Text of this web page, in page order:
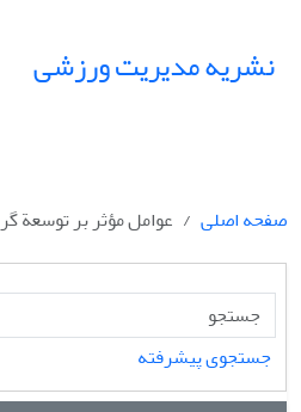
نشریه مدیریت ورزشی
صفحه اصلی عوامل مؤثر بر توسعة
جستجوی پیشرفته